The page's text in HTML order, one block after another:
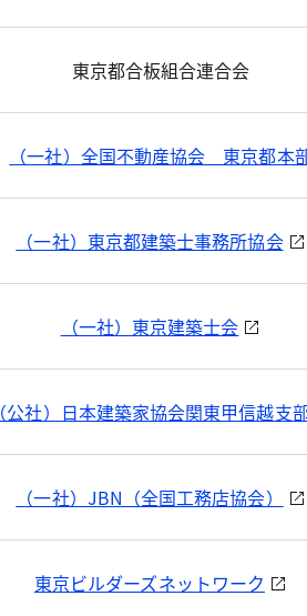
東京都合板組合連合会
（一社）全国不動産協会 東京都本
（一社）東京都建築士事務所協会
（一社）東京建築士会
（公社）日本建築家協会関東甲信越支
（一社）JBN（全国工務店協会）
東京ビルダーズネットワーク